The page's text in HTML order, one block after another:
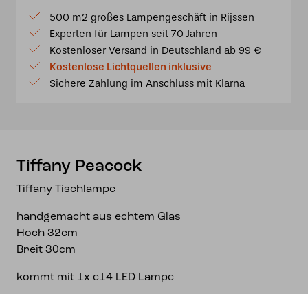
Menge500 m2 großes Lampengeschäft in Rijssen
Experten für Lampen seit 70 Jahren
Kostenloser Versand in Deutschland ab 99 €
Kostenlose Lichtquellen inklusive
Sichere Zahlung im Anschluss mit Klarna
Tiffany Peacock
Tiffany Tischlampe
handgemacht aus echtem Glas
Hoch 32cm
Breit 30cm
kommt mit 1x e14 LED Lampe